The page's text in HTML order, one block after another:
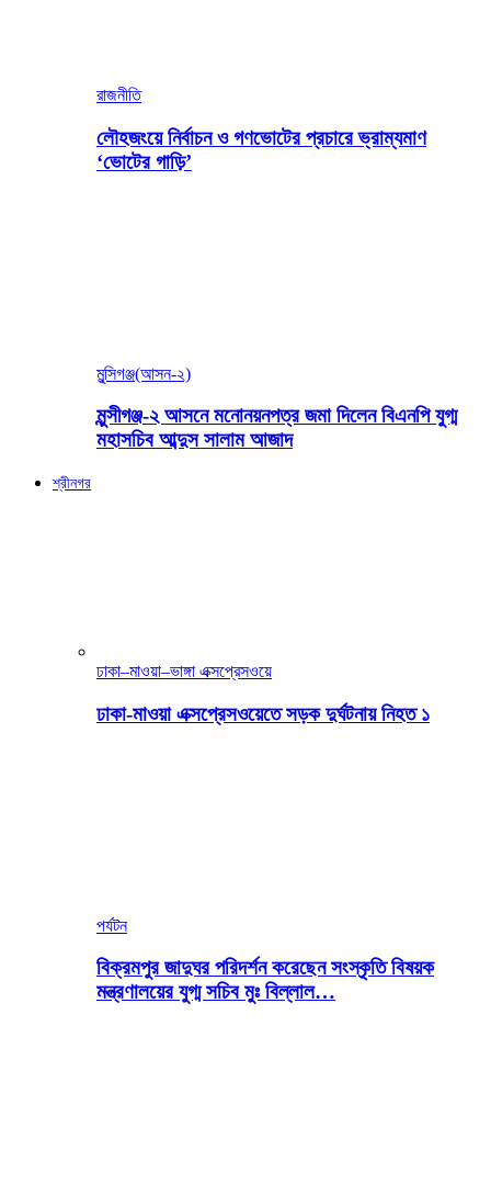
রাজনীতি
লৌহজংয়ে নির্বাচন ও গণভোটের প্রচারে ভ্রাম্যমাণ
‘ভোটের গাড়ি’
মুন্সিগঞ্জ(আসন-২)
মুন্সীগঞ্জ-২ আসনে মনোনয়নপত্র জমা দিলেন বিএনপি যুগ্ম
মহাসচিব আব্দুস সালাম আজাদ
শ্রীনগর
ঢাকা–মাওয়া–ভাঙ্গা এক্সপ্রেসওয়ে
ঢাকা-মাওয়া এক্সপ্রেসওয়েতে সড়ক দুর্ঘটনায় নিহত ১
পর্যটন
বিক্রমপুর জাদুঘর পরিদর্শন করেছেন সংস্কৃতি বিষয়ক
মন্ত্রণালয়ের যুগ্ম সচিব মুঃ বিল্লাল…